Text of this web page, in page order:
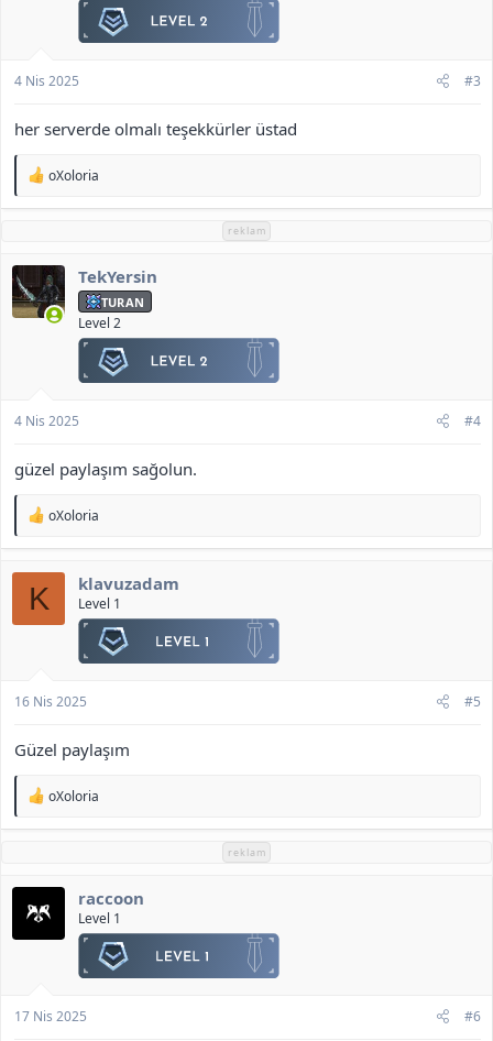
4 Nis 2025 #3
her serverde olmalı teşekkürler üstad
T
p
l
e
r
:
oXoloria
reklam
TekYersin
TURAN
Level 2
4 Nis 2025 #4
güzel paylaşım sağolun.
T
p
i
oXoloria
K klavuzadam
Level 1
16 Nis 2025 #5
Güzel paylaşım
T
p
l
e
r
:
oXoloria
reklam
raccoon
Level 1
17 Nis 2025 #6